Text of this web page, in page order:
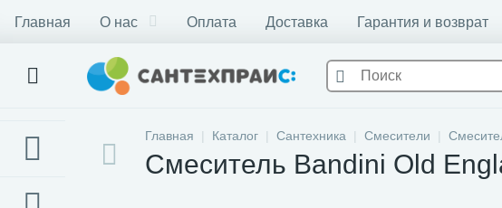
Главная О нас Оплата Доставка Гарантия и возврат
Главная Каталог Сантехника Смесители
Смеситель Bandini Old